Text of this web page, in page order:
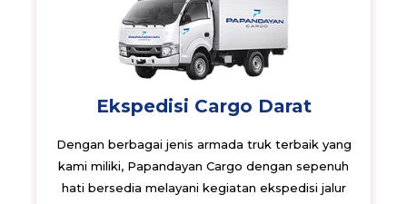
Ekspedisi Cargo Darat
Dengan berbagai jenis armada truk terbaik yang
kami miliki, Papandayan Cargo dengan sepenuh
hati bersedia melayani kegiatan ekspedisi jalur